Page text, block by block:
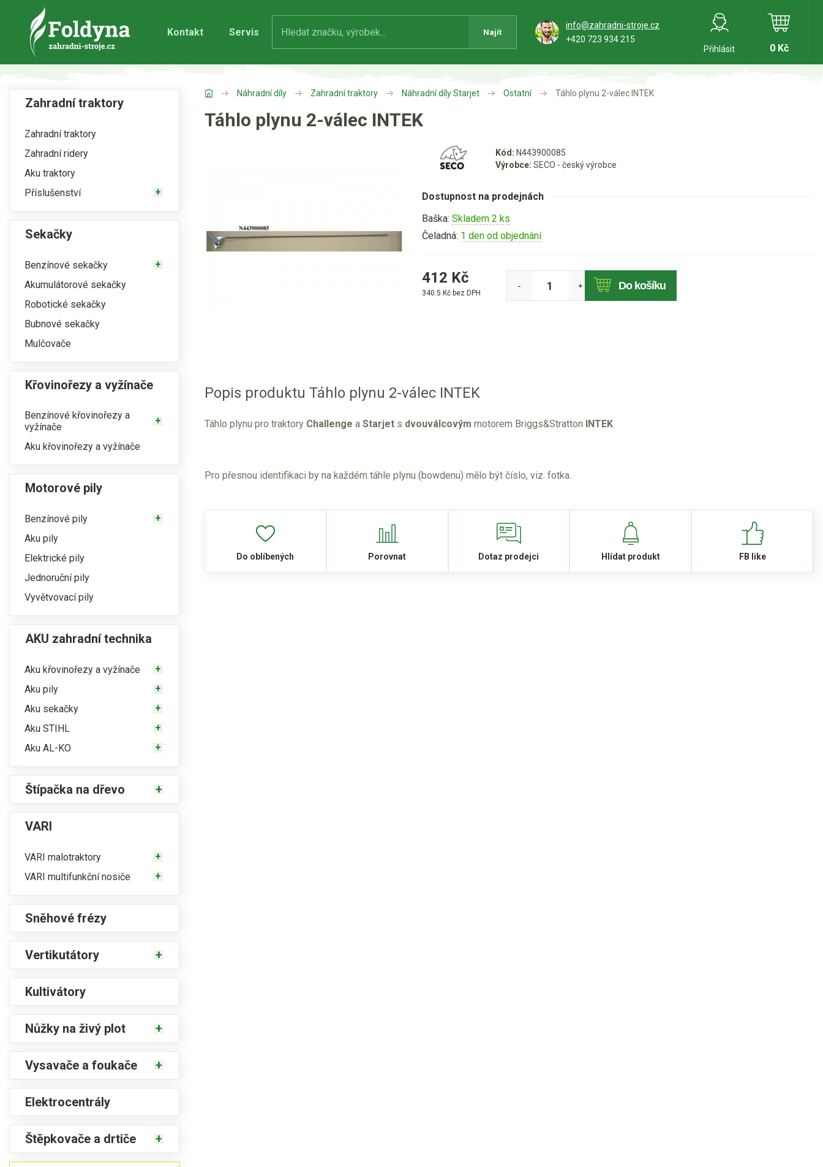
Kontakt Servis Najít
info@zahradni-stroje.cz
+420 723 934 215
Přihlásit
0 Kč
Zahradní traktory
Zahradní traktory
Zahradní ridery
Aku traktory
Příslušenství
Sekačky
Benzínové sekačky
Akumulátorové sekačky
Robotické sekačky
Bubnové sekačky
Mulčovače
Křovinořezy a vyžínače
Benzínové křovinořezy a
vyžínače
Aku křovinořezy a vyžínače
Motorové pily
Benzínové pily
Aku pily
Elektrické pily
Jednoruční pily
Vyvětvovací pily
AKU zahradní technika
Aku křovinořezy a vyžínače
Aku pily
Aku sekačky
Aku STIHL
Aku AL-KO
Štípačka na dřevo
VARI
VARI malotraktory
VARI multifunkční nosiče
Sněhové frézy
Vertikutátory
Kultivátory
Nůžky na živý plot
Vysavače a foukače
Elektrocentrály
Štěpkovače a drtiče
Náhradní díly Zahradní traktory Náhradní díly Starjet Ostatní Táhlo plynu 2-válec INTEK
Táhlo plynu 2-válec INTEK
Kód: N443900085
Výrobce: SECO - český výrobce
Dostupnost na prodejnách
Baška: Skladem 2 ks
Čeladná: 1 den od objednání
412 Kč
340.5 Kč bez DPH
- + Do košíku
Popis produktu Táhlo plynu 2-válec INTEK
Táhlo plynu pro traktory Challenge a Starjet s dvouválcovým motorem Briggs&Stratton INTEK.
Pro přesnou identifikaci by na každém táhle plynu (bowdenu) mělo být číslo, viz. fotka.
Do oblíbených Porovnat Dotaz prodejci Hlídat produkt FB like